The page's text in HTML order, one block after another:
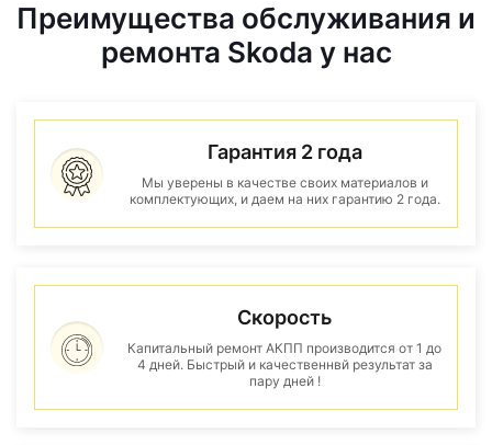
Преимущества обслуживания и
ремонта Skoda у нас
Гарантия 2 года
Мы уверены в качестве своих материалов и
комплектующих, и даем на них гарантию 2 года.
Скорость
Капитальный ремонт АКПП производится от 1 до
4 дней. Быстрый и качественнвй результат за
пару дней !